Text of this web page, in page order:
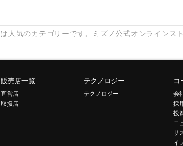
は人気のカテゴリーです。ミズノ公式オンラインス
販売店一覧
直営店
取扱店
テクノロジー
テクノロジー
コ
会
採
投
ニ
サ
イ